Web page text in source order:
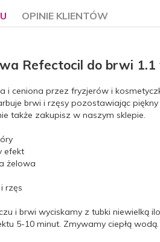
OPINIE KLIENTÓW
Refectocil do brwi
i ceniona przez fryzjerów i
brwi i rzęsy pozostawiając
także zakupisz w naszym sklepie.
efekt
żelowa
rzęs
i brwi wyciskamy z tubki niewielką
5-10 minut. Zmywamy ciepłą wodą.